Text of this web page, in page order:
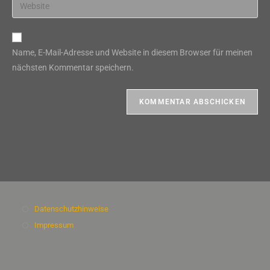
zum
Kommentieren
ein
Mail-
zum
Kommentieren
ein
deine
Website-
Name, E-Mail-Adresse und Website in diesem Browser für meinen
nächsten Kommentar speichern.
Datenschutzhinweise
Impressum